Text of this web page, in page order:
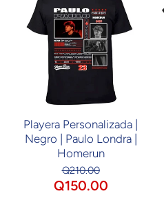
Playera Personalizada |
Negro | Paulo Londra |
Homerun
Q210.00
Q150.00